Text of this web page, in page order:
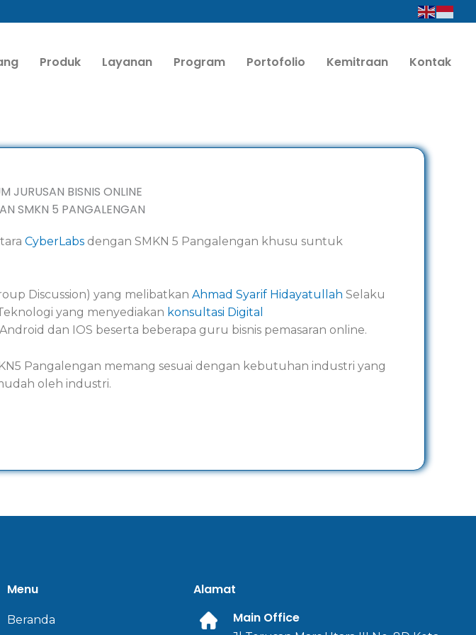
Produk Layanan Program Portofolio Kemitraan Kontak
CyberLabs dengan SMKN 5 Pangalengan khusu suntuk
Discussion) yang melibatkan Ahmad Syarif Hidayatullah Selaku
yang menyediakan konsultasi Digital
dan IOS beserta beberapa guru bisnis pemasaran online.
Pangalengan memang sesuai dengan kebutuhan industri yang
oleh industri.
Menu
Beranda
Alamat
Main Office